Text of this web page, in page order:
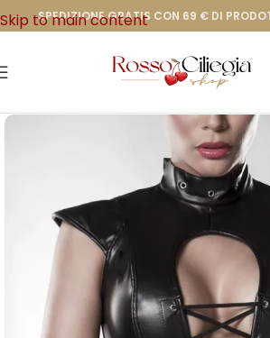
Skip to main content
SPEDIZIONE GRATIS CON 69 € DI